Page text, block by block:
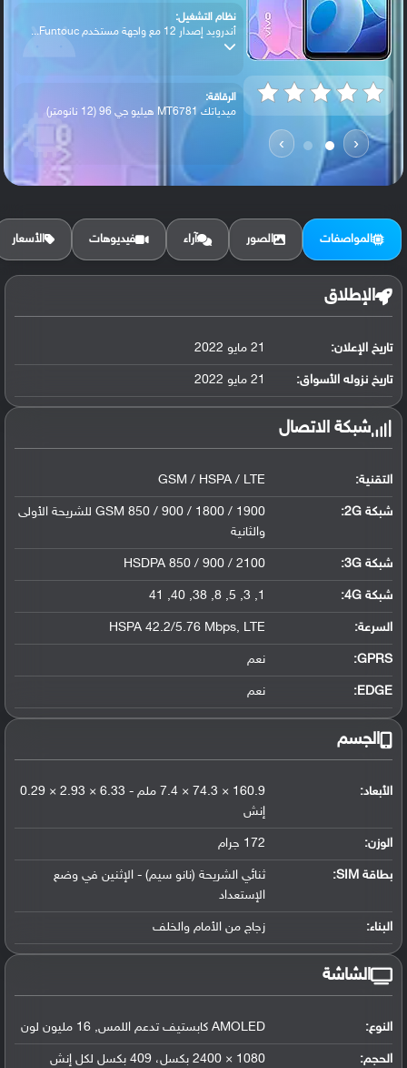
‹
›
نظام التشغيل:
أندرويد إصدار 12 مع واجهة مستخدم Funtouc...
الرقاقة:
ميدياتك MT6781 هيليو جي 96 (12 نانومتر)
الرام / التخزين:
البطارية:
ليثيوم بوليمر سعة 4050 مللي أمبير, غير ق...
المواصفات الصور آراء فيديوهات الأسعار
الإطلاق
تاريخ الإعلان: 21 مايو 2022
تاريخ نزوله الأسواق: 21 مايو 2022
شبكة الاتصال
التقنية: GSM / HSPA / LTE
شبكة 2G:
GSM 850 / 900 / 1800 / 1900 للشريحة الأولى
والثانية
شبكة 3G :
HSDPA 850 / 900 / 2100
شبكة 4G :
1, 3, 5, 8, 38, 40, 41
السرعة: HSPA 42.2/5.76 Mbps, LTE
GPRS: نعم
EDGE: نعم
الجسم
الأبعاد:
160.9 × 74.3 × 7.4 ملم - 6.33 × 2.93 × 0.29
إنش
الوزن: 172 جرام
بطاقة SIM:
ثنائي الشريحة (نانو سيم) - الإثنين في وضع
الإستعداد
البناء: زجاج من الأمام والخلف
الشاشة
النوع: AMOLED كابستيف تدعم اللمس, 16 مليون لون
الحجم: 1080 × 2400 بكسل، 409 بكسل لكل إنش